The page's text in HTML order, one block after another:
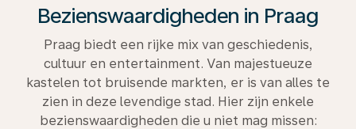
Bezienswaardigheden in Praag
Praag biedt een rijke mix van geschiedenis,
cultuur en entertainment. Van majestueuze
kastelen tot bruisende markten, er is van alles te
zien in deze levendige stad. Hier zijn enkele
bezienswaardigheden die u niet mag missen: